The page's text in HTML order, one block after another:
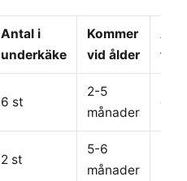
Antal i
underkäke
Kommer
vid ålder
till
6 st
2-5
månader
2 st
5-6
månader